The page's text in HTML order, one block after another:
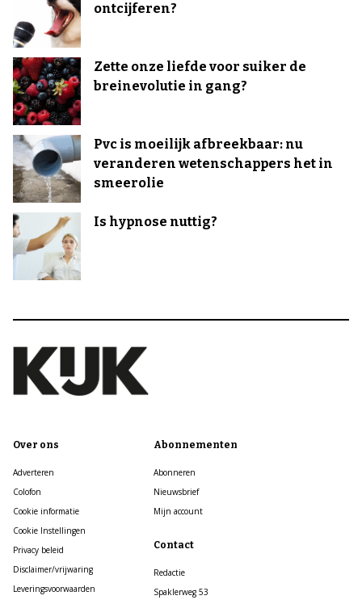
ontcijferen?
Zette onze liefde voor suiker de
breinevolutie in gang?
Pvc is moeilijk afbreekbaar: nu
veranderen wetenschappers het in
smeerolie
Is hypnose nuttig?
Over ons
Adverteren
Colofon
Cookie informatie
Cookie Instellingen
Privacy beleid
Disclaimer/vrijwaring
Leveringsvoorwaarden
Abonnementen
Abonneren
Nieuwsbrief
Mijn account
Contact
Redactie
Spaklerweg 53